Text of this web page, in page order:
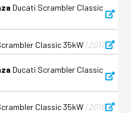
Ducati Scrambler Classic
Classic 35kW | 2017
Ducati Scrambler Classic
Classic 35kW | 2018